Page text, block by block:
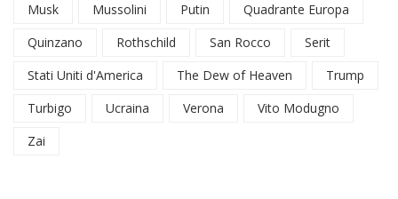
Musk
Mussolini Putin
Quadrante Europa
Quinzano
Rothschild San Rocco
Serit
Stati Uniti d'America
The Dew of Heaven
Trump
Turbigo
Ucraina Verona
Vito Modugno
Zai